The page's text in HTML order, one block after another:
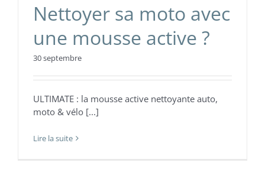
Nettoyer sa moto avec
une mousse active ?
30 septembre
ULTIMATE : la mousse active nettoyante auto,
moto & vélo [...]
Lire la suite